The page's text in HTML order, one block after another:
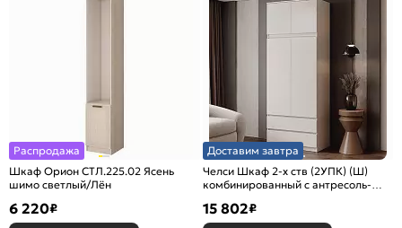
Распродажа
Шкаф Орион СТЛ.225.02 Ясень
шимо светлый/Лён
6 220₽
Доставим завтра
Челси Шкаф 2-х ств (2УПК) (Ш)
комбинированный с антресоль-
Кашемир)
15 802₽